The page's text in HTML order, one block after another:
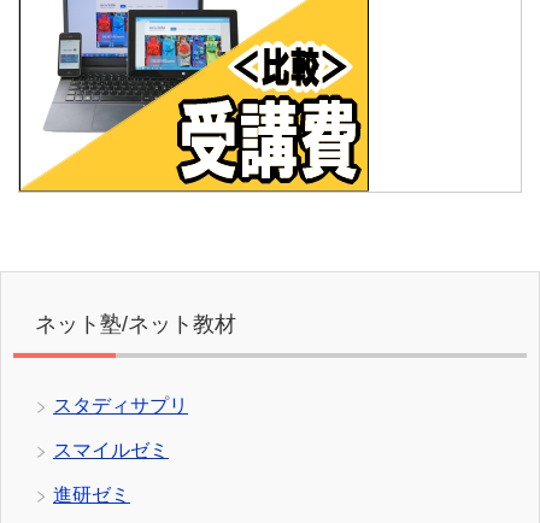
ネット塾/ネット教材
スタディサプリ
スマイルゼミ
進研ゼミ